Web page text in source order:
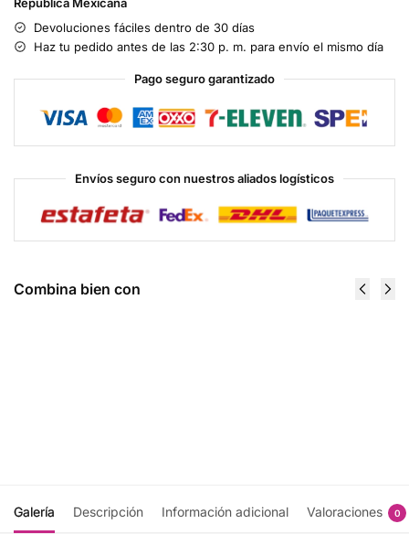
Devoluciones fáciles dentro de 30 días
Haz tu pedido antes de las 2:30 p. m. para envío el mismo día
Pago seguro garantizado
Envíos seguro con nuestros aliados logísticos
Combina bien con
Galería Descripción Información adicional Valoraciones 0